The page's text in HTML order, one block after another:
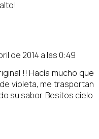
de 2014 a las 0:49
!! Hacía mucho que
violeta, me trasportan
su sabor. Besitos cielo